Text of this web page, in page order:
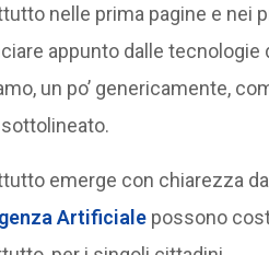
nelle prima pagine e nei
appunto dalle tecnologie
un po’ genericamente,
emerge con chiarezza
Artificialepossono